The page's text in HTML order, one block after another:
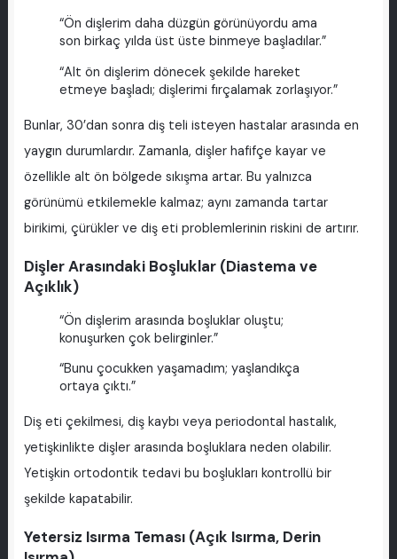
“Ön dişlerim daha düzgün görünüyordu ama
son birkaç yılda üst üste binmeye başladılar.”
“Alt ön dişlerim dönecek şekilde hareket
etmeye başladı; dişlerimi fırçalamak zorlaşıyor.”
Bunlar, 30’dan sonra diş teli isteyen hastalar arasında en
yaygın durumlardır. Zamanla, dişler hafifçe kayar ve
özellikle alt ön bölgede sıkışma artar. Bu yalnızca
görünümü etkilemekle kalmaz; aynı zamanda tartar
birikimi, çürükler ve diş eti problemlerinin riskini de artırır.
Dişler Arasındaki Boşluklar (Diastema ve
Açıklık)
“Ön dişlerim arasında boşluklar oluştu;
konuşurken çok belirginler.”
“Bunu çocukken yaşamadım; yaşlandıkça
ortaya çıktı.”
Diş eti çekilmesi, diş kaybı veya periodontal hastalık,
yetişkinlikte dişler arasında boşluklara neden olabilir.
Yetişkin ortodontik tedavi bu boşlukları kontrollü bir
şekilde kapatabilir.
Yetersiz Isırma Teması (Açık Isırma, Derin